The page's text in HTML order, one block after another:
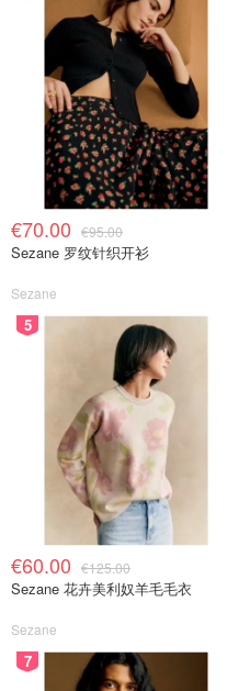
€70.00 €95.00
Sezane 罗纹针织开衫
Sezane
5
€60.00 €125.00
Sezane 花卉美利奴羊毛毛衣
Sezane
7